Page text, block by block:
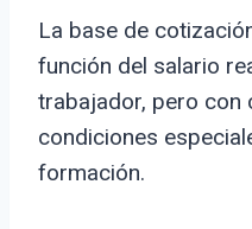
La base de
función del salario
trabajador, pero con
condiciones
formación.